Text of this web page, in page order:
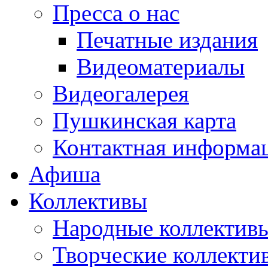
Пресса о нас
Печатные издания
Видеоматериалы
Видеогалерея
Пушкинская карта
Контактная
Афиша
Коллективы
Народные
Творческие